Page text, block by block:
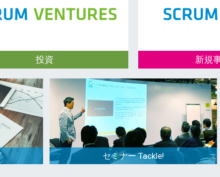
投資
リーステージスタートアップへ
じ、パートナーの皆様へ、戦略
、新規事業開発に役立つ仕組み
っています。
新規
オープンイノベーシ
業とグローバルス
創出を行っています。
セミナー Tackle!